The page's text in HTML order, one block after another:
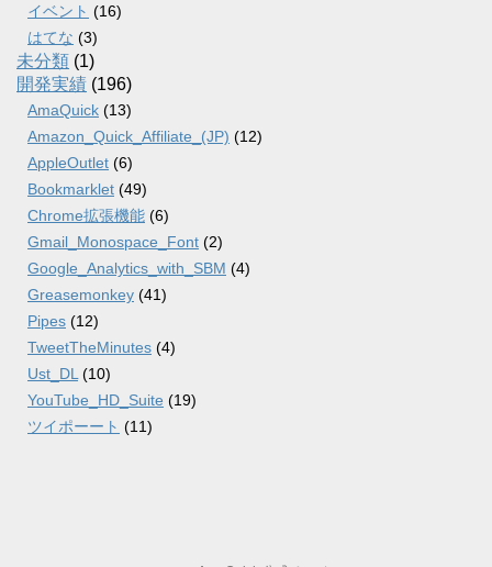
イベント (16)
はてな (3)
未分類 (1)
開発実績 (196)
AmaQuick (13)
Amazon_Quick_Affiliate_(JP) (12)
AppleOutlet (6)
Bookmarklet (49)
Chrome拡張機能 (6)
Gmail_Monospace_Font (2)
Google_Analytics_with_SBM (4)
Greasemonkey (41)
Pipes (12)
TweetTheMinutes (4)
Ust_DL (10)
YouTube_HD_Suite (19)
ツイポーート (11)